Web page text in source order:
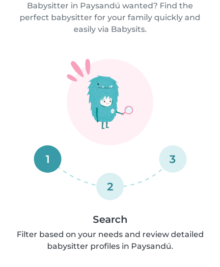
Babysitter in Paysandú wanted? Find the
perfect babysitter for your family quickly and
easily via Babysits.
1
2
3
Search
Filter based on your needs and review detailed
babysitter profiles in Paysandú.